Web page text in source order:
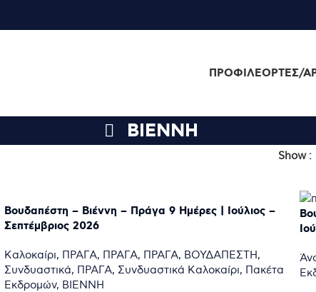
ΠΡΟΦΊΛΕΟΡΤΈΣ/
ΒΙΕΝΝΗ
Show
Βουδαπέστη – Βιέννη – Πράγα 9 Ημέρες | Ιούλιος –
Σεπτέμβριος 2026
Καλοκαίρι, ΠΡΑΓΑ, ΠΡΑΓΑ, ΠΡΑΓΑ, ΒΟΥΔΑΠΕΣΤΗ,
Συνδυαστικά, ΠΡΑΓΑ, Συνδυαστικά Καλοκαίρι, Πακέτα
Εκδρομών, ΒΙΕΝΝΗ